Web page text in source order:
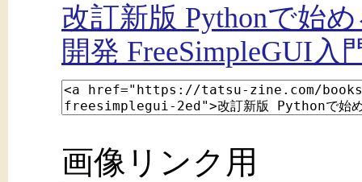
改訂新版 Pythonで始
開発 FreeSimpleGUI入
画像リンク用